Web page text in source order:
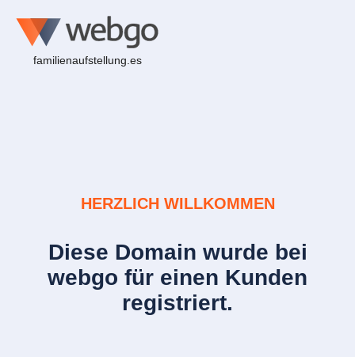
familienaufstellung.es
HERZLICH WILLKOMMEN
Diese Domain wurde bei
webgo für einen Kunden
registriert.